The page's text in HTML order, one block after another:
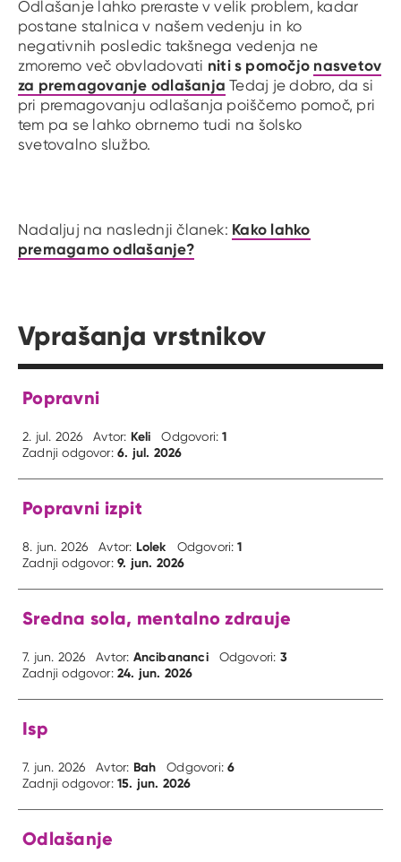
Odlašanje lahko preraste v velik problem, kadar
postane stalnica v našem vedenju in ko
negativnih posledic takšnega vedenja ne
zmoremo več obvladovati niti s pomočjo nasvetov
za premagovanje odlašanja Tedaj je dobro, da si
pri premagovanju odlašanja poiščemo pomoč, pri
tem pa se lahko obrnemo tudi na šolsko
svetovalno službo.
Nadaljuj na naslednji članek: Kako lahko
premagamo odlašanje?
Vprašanja vrstnikov
Popravni
2. jul. 2026 Avtor: Keli Odgovori:1
Zadnji odgovor:6. jul. 2026
Popravni izpit
8. jun. 2026 Avtor: Lolek Odgovori:1
Zadnji odgovor:9. jun. 2026
Sredna sola, mentalno zdrauje
7. jun. 2026 Avtor: Ancibananci Odgovori: 3
Zadnji odgovor:24. jun. 2026
Isp
7. jun. 2026 Avtor: Bah Odgovori:6
Zadnji odgovor:15. jun. 2026
Odlašanje